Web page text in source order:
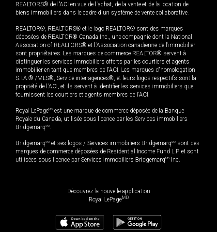
REALTORS® de l'ACI en vue de l'achat, de la vente et de la location de
biens immobiliers dans le cadre d'un système de vente collaborative.
REALTOR®, REALTORS® et le logo REALTOR® sont des marques
déposées de REALTOR® Canada Inc., une compagnie dont la National
Association of REALTORS® et l'Association canadienne de l’immobilier
sont propriétaires. Les marques de commerce REALTOR® servent à
distinguer les services immobiliers offerts par les courtiers et agents
immobilier en tant que membres de l'ACI. Les marques d'homologation
S.I.A.® /MLS®, Service inter-agences®, et leurs logos respectifs sont la
propriété de l'ACI, et ils servent à identifier les services immobiliers que
fournissent les courtiers et agents membres de l'ACI.
Royal LePageMD est une marque de commerce déposée de la Banque
Royale du Canada, utilisée sous licence par les Services immobiliers
BridgemarqMD
BridgemarqMD et ses logos / Services immobiliers BridgemarqMD sont des
marques de commerce déposées de Residential Income Fund L.P. et sont
utilisées sous licence par Services immobiliers BridgemarqMD Inc.
Découvrez la nouvelle application
Royal LePageMD